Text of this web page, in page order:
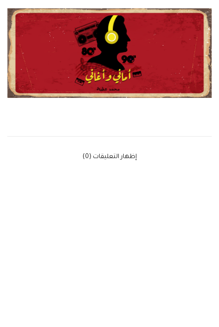
‫إظهار التعليقات (0)